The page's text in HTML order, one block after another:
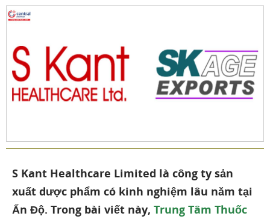
S Kant Healthcare Limited là công ty sản
xuất dược phẩm có kinh nghiệm lâu năm tại
Ấn Độ. Trong bài viết này, Trung Tâm Thuốc